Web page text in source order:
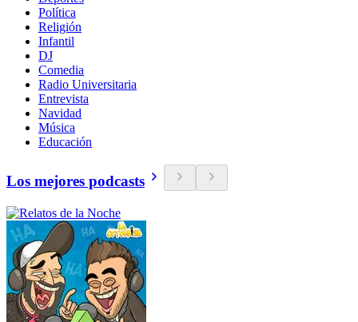
Política
Religión
Infantil
DJ
Comedia
Radio Universitaria
Entrevista
Navidad
Música
Educación
Los mejores podcasts